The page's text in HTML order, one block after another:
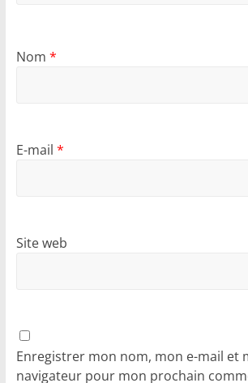
Nom *
E-mail *
Site web
Enregistrer mon nom, mon e-mail et
navigateur pour mon prochain